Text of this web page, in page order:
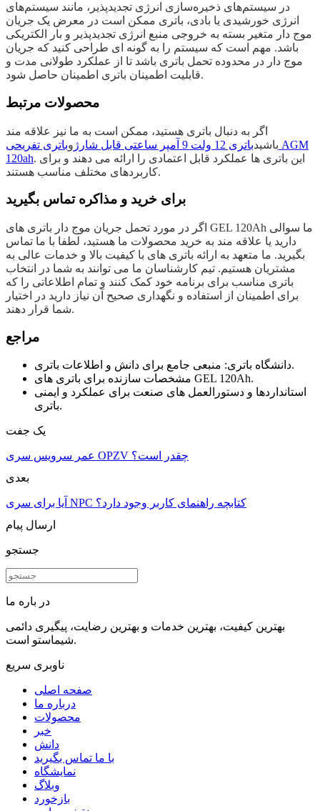
در سیستم‌های ذخیره‌سازی انرژی تجدیدپذیر، مانند سیستم‌های
انرژی خورشیدی یا بادی، باتری ممکن است در معرض یک جریان
موج دار متغیر بسته به خروجی منبع انرژی تجدیدپذیر و بار الکتریکی
باشد. مهم است که سیستم را به گونه ای طراحی کنید که جریان
موج دار در محدوده تحمل باتری باشد تا از عملکرد طولانی مدت و
قابلیت اطمینان باتری اطمینان حاصل شود.
محصولات مرتبط
اگر به دنبال باتری هستید، ممکن است به ما نیز علاقه مند
باشیدباتری 12 ولت 9 آمپر ساعتی قابل شارژ وباتری تفریحی AGM
120ah. این باتری ها عملکرد قابل اعتمادی را ارائه می دهند و برای
کاربردهای مختلف مناسب هستند.
برای خرید و مذاکره تماس بگیرید
اگر در مورد تحمل جریان موج دار باتری های GEL 120Ah ما سوالی
دارید یا علاقه مند به خرید محصولات ما هستید، لطفا با ما تماس
بگیرید. ما متعهد به ارائه باتری های با کیفیت بالا و خدمات عالی به
مشتریان هستیم. تیم کارشناسان ما می توانند به شما در انتخاب
باتری مناسب برای برنامه خود کمک کنند و تمام اطلاعاتی را که
برای اطمینان از استفاده و نگهداری صحیح آن نیاز دارید در اختیار
شما قرار دهند.
مراجع
دانشگاه باتری: منبعی جامع برای دانش و اطلاعات باتری.
مشخصات سازنده برای باتری های GEL 120Ah.
استانداردها و دستورالعمل های صنعت برای عملکرد و ایمنی
باتری.
یک جفت
عمر سرویس سری OPZV چقدر است؟
بعدی
آیا برای سری NPC کتابچه راهنمای کاربر وجود دارد؟
ارسال پیام
جستجو
در باره ما
بهترین کیفیت، بهترین خدمات و بهترین رضایت، پیگیری دائمی
شیماستو است.
ناوبری سریع
صفحه اصلی
درباره ما
محصولات
خبر
دانش
با ما تماس بگیرید
نمایشگاه
وبلاگ
بازخورد